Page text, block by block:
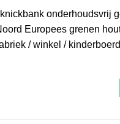
onderhoudsvrij
Europees grenen
/ winkel /